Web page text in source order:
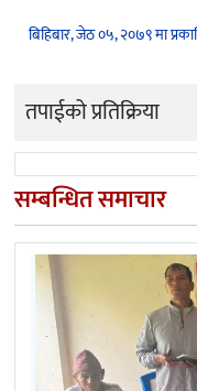
बिहिबार, जेठ ०५, २०७९ मा
तपाईको प्रतिक्रिया
सम्बन्धित समाचार